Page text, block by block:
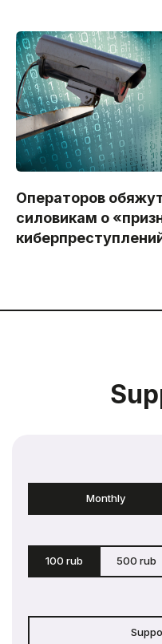
Операторов
силовикам о
Monthly
100 rub 500 rub